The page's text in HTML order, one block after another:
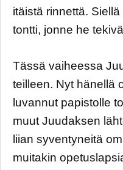
itäistä rinnettä.
tontti, jonne he
Tässä vaiheessa
teilleen. Nyt hänellä
luvannut papistolle
muut Juudaksen
liian syventyneitä
muitakin